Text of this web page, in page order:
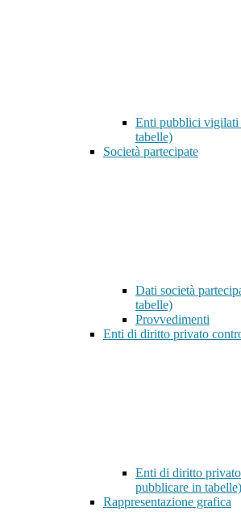
Enti pubblici vigilati
tabelle)
Società partecipate
Dati società
tabelle)
Provvedimenti
Enti di diritto privato
Enti di diritto
pubblicare in tabelle)
Rappresentazione grafica